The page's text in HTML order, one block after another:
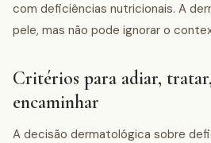
com deficiências nutricionais. A
pele, mas não pode ignorar o
Critérios para adiar,
encaminhar
A decisão dermatológica sobre